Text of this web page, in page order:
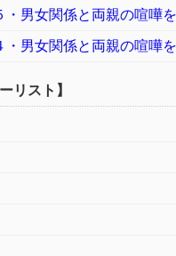
・男女関係と両親の喧嘩
・男女関係と両親の喧嘩
リスト】